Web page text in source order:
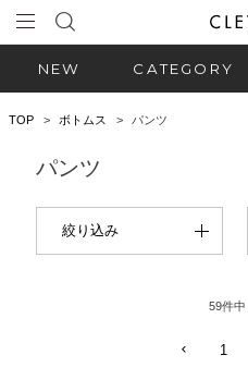
NEW CATEGORY
TOP ボトムス パンツ
パンツ
絞り込み
59件中
1